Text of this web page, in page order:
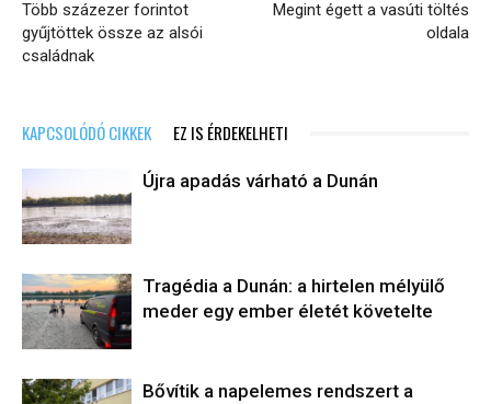
Több százezer forintot
gyűjtöttek össze az alsói
családnak
Megint égett a vasúti töltés
oldala
KAPCSOLÓDÓ CIKKEK EZ IS ÉRDEKELHETI
Újra apadás várható a Dunán
Tragédia a Dunán: a hirtelen mélyülő
meder egy ember életét követelte
Bővítik a napelemes rendszert a